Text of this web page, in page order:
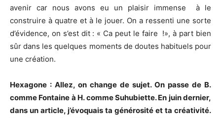
avenir car nous avons eu un plaisir immense à le
construire à quatre et à le jouer. On a ressenti une sorte
d’évidence, on s’est dit : « Ca peut le faire !», à part bien
sûr dans les quelques moments de doutes habituels pour
une création.
Hexagone : Allez, on change de sujet. On passe de B.
comme Fontaine à H. comme Suhubiette. En juin dernier,
dans un article, j’évoquais ta générosité et ta créativité.